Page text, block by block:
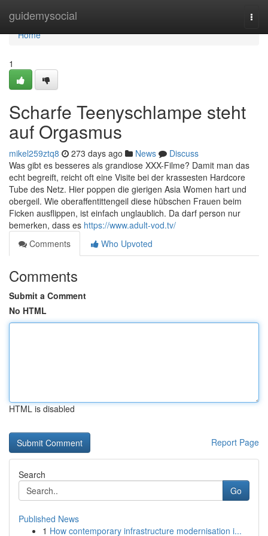
guidemysocial
Home
Home
1
Scharfe Teenyschlampe steht
auf Orgasmus
mikel259ztq8 273 days ago News
Discuss
Was gibt es besseres als grandiose XXX-Filme? Damit man das
echt begreift, reicht oft eine Visite bei der krassesten Hardcore
Tube des Netz. Hier poppen die gierigen Asia Women hart und
obergeil. Wie oberaffentittengeil diese hübschen Frauen beim
Ficken ausflippen, ist einfach unglaublich. Da darf person nur
bemerken, dass es https://www.adult-vod.tv/
Comments
Who Upvoted
Comments
Submit a Comment
No HTML
HTML is disabled
Report Page
Search
Go
Published News
1 How contemporary infrastructure modernisation i...